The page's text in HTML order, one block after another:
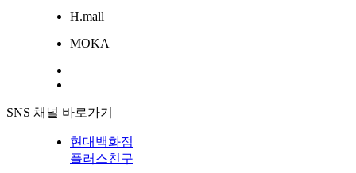
H.mall
MOKA
SNS 채널 바로가기
현대백화점
플러스친구